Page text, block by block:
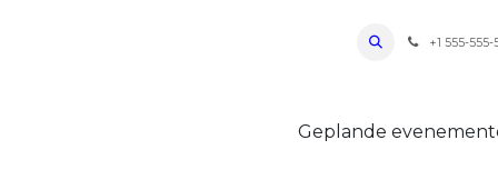
Bevoorradingen FAQ+1 555-555-
Geplande